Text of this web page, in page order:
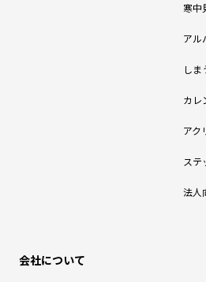
寒中
アル
しま
カレ
アク
ステ
法人
会社について